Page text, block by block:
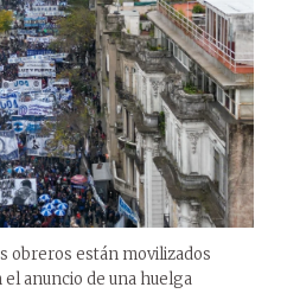
obreros están movilizados
anuncio de una huelga